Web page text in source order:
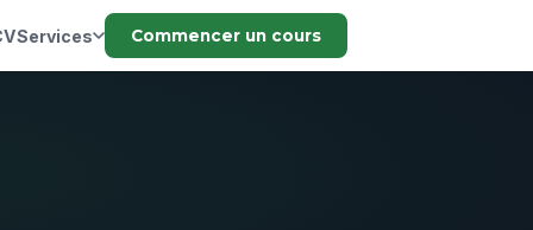
Services Commencer un cours